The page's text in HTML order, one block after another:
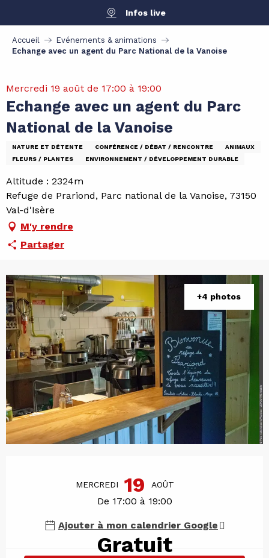
contenu
principal
Infos live
Accueil
Evénements & animations
Echange avec un agent du Parc National de la Vanoise
Mercredi 19 août de 17:00 à 19:00
Echange avec un agent du Parc
National de la Vanoise
NATURE ET DÉTENTE CONFÉRENCE / DÉBAT / RENCONTRE
ANIMAUX
FLEURS / PLANTES
ENVIRONNEMENT / DÉVELOPPEMENT DURABLE
Altitude : 2324m
Refuge de Prariond, Parc national de la Vanoise, 73150
Val-d'Isère
M'y rendre
Partager
+4 photos
MERCREDI 19 AOÛT
De 17:00 à 19:00
Ajouter à mon calendrier Google
Gratuit